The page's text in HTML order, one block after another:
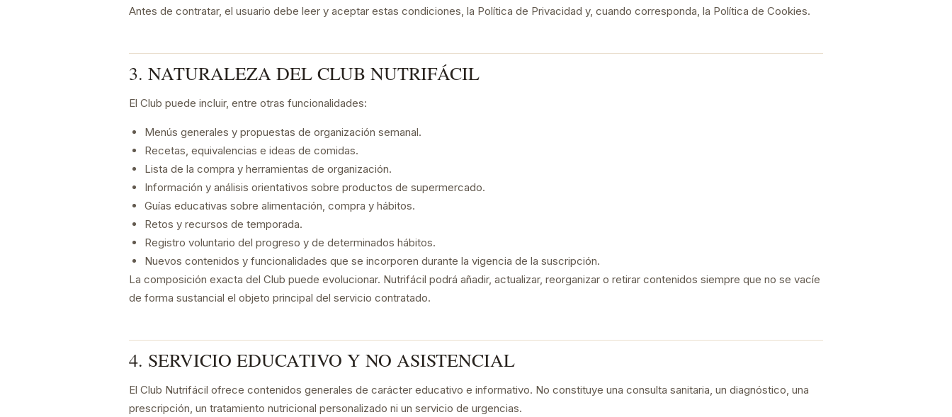
Antes de contratar, el usuario debe leer y aceptar estas condiciones, la Política de Privacidad y, cuando corresponda, la Política de Cookies.
3. NATURALEZA DEL CLUB NUTRIFÁCIL
El Club puede incluir, entre otras funcionalidades:
Menús generales y propuestas de organización semanal.
Recetas, equivalencias e ideas de comidas.
Lista de la compra y herramientas de organización.
Información y análisis orientativos sobre productos de supermercado.
Guías educativas sobre alimentación, compra y hábitos.
Retos y recursos de temporada.
Registro voluntario del progreso y de determinados hábitos.
Nuevos contenidos y funcionalidades que se incorporen durante la vigencia de la suscripción.
La composición exacta del Club puede evolucionar. Nutrifácil podrá añadir, actualizar, reorganizar o retirar contenidos siempre que no se vacíe
de forma sustancial el objeto principal del servicio contratado.
4. SERVICIO EDUCATIVO Y NO ASISTENCIAL
El Club Nutrifácil ofrece contenidos generales de carácter educativo e informativo. No constituye una consulta sanitaria, un diagnóstico, una
prescripción, un tratamiento nutricional personalizado ni un servicio de urgencias.